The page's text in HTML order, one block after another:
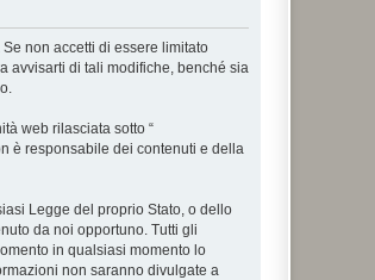
Se non accetti di essere limitato
avvisarti di tali modifiche, benché sia
web rilasciata sotto “
è responsabile dei contenuti e della
Legge del proprio Stato, o dello
da noi opportuno. Tutti gli
in qualsiasi momento lo
non saranno divulgate a